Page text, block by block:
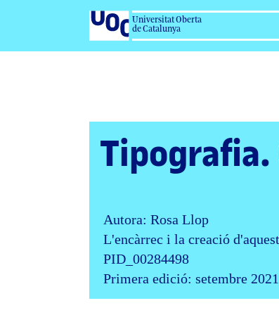
Universitat Oberta
de Catalunya
Tipografia.
Autora: Rosa Llop
L'encàrrec i la creació
PID_00284498
Primera edició: setembre 2021